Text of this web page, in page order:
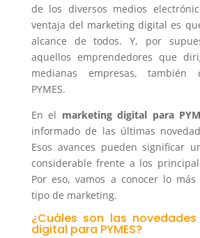
de los diversos medios
ventaja del marketing digital es
alcance de todos. Y, por
aquellos emprendedores que
medianas empresas, también
PYMES.
En el marketing digital para
informado de las últimas
Esos avances pueden significar
considerable frente a los
Por eso, vamos a conocer lo
tipo de marketing.
¿Cuáles son las
digital para PYMES?